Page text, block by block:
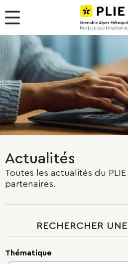
Panneau de gestion des cookies
Menu
Actualités
Toutes les actualités du
partenaires.
RECHERCHER
Thématique